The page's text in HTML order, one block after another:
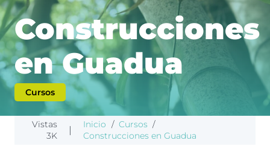
Construcciones
en Guadua
Cursos
Vistas
3K
Inicio / Cursos /
Construcciones en Guadua